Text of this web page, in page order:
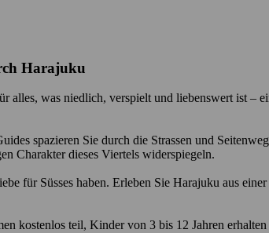
Harajuku
was niedlich, verspielt und liebenswert ist –
spazieren Sie durch die Strassen und
Charakter dieses Viertels widerspiegeln.
für Süsses haben. Erleben Sie Harajuku aus
kostenlos teil, Kinder von 3 bis 12 Jahren